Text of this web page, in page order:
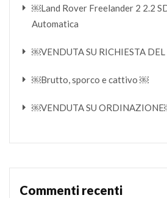
￼Land Rover Freelander 2 2.2
Automatica
￼VENDUTA SU RICHIESTA
￼Brutto, sporco e cattivo ￼
￼VENDUTA SU
Commenti recenti